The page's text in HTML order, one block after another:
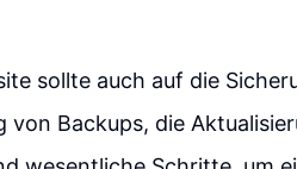
sollte auch auf die
Backups, die